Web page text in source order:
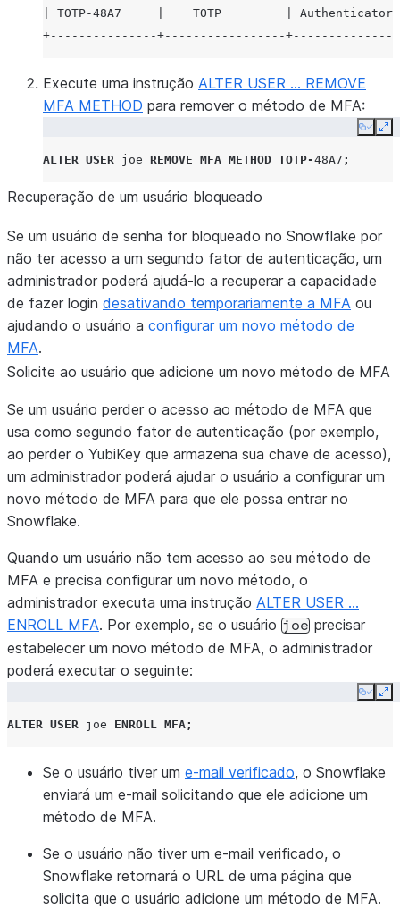
| TOTP-48A7     |    TOTP         |
+---------------+-----------------
Execute uma instrução ALTER USER … REMOVE
MFA METHOD para remover o método de MFA:
Copy
ALTER USER joe REMOVE MFA METHOD TOTP-48A7 ;
Recuperação de um usuário bloqueado
Se um usuário de senha for bloqueado no Snowflake por
não ter acesso a um segundo fator de autenticação, um
administrador poderá ajudá-lo a recuperar a capacidade
de fazer login desativando temporariamente a MFA ou
ajudando o usuário a configurar um novo método de
MFA.
Solicite ao usuário que adicione um novo método de MFA
Se um usuário perder o acesso ao método de MFA que
usa como segundo fator de autenticação (por exemplo,
ao perder o YubiKey que armazena sua chave de acesso),
um administrador poderá ajudar o usuário a configurar um
novo método de MFA para que ele possa entrar no
Snowflake.
Quando um usuário não tem acesso ao seu método de
MFA e precisa configurar um novo método, o
administrador executa uma instrução ALTER USER …
ENROLL MFA. Por exemplo, se o usuário joe precisar
estabelecer um novo método de MFA, o administrador
poderá executar o seguinte:
Copy
ALTER USER joe ENROLL MFA;
Se o usuário tiver um e-mail verificado, o Snowflake
enviará um e-mail solicitando que ele adicione um
método de MFA.
Se o usuário não tiver um e-mail verificado, o
Snowflake retornará o URL de uma página que
solicita que o usuário adicione um método de MFA.